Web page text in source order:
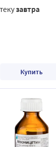
завтра
Купить